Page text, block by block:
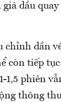
dầu quay
chỉnh dần
còn tiếp
1,5 phiên
thông